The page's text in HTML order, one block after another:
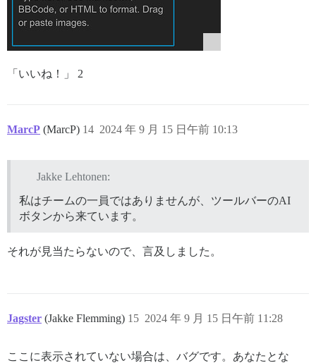
「いいね！」 2
MarcP (MarcP) 2024 年 9 月 15 日午前 10:13
14
Jakke Lehtonen:
私はチームの一員ではありませんが、ツールバーのAI
ボタンから来ています。
それが見当たらないので、言及しました。
Jagster (Jakke Flemming) 2024 年 9 月 15 日午前 11:28
15
ここに表示されていない場合は、バグです。あなたとな